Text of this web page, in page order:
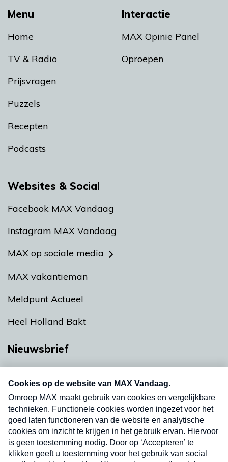
Menu
Home
TV & Radio
Prijsvragen
Puzzels
Recepten
Podcasts
Interactie
MAX Opinie Panel
Oproepen
Websites & Social
Facebook MAX Vandaag
Instagram MAX Vandaag
MAX op sociale media
MAX vakantieman
Meldpunt Actueel
Heel Holland Bakt
Nieuwsbrief
Neem hier een gratis abonnement op onze
nieuwsbrief. Elke vrijdag- en dinsdagochtend in
uw mailbox.
Verzend